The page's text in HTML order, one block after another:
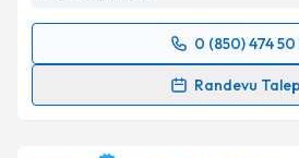
0 (850) 474
Randevu
Randevu Takvimi Talebi